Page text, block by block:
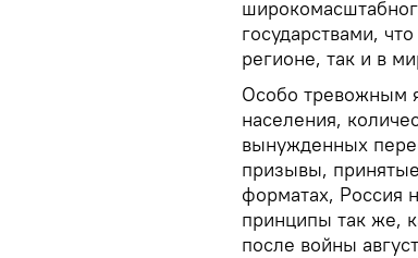
государствами,
регионе, так и в
Особо тревожным
населения,
вынужденных
призывы,
форматах, Россия
принципы так же,
после войны